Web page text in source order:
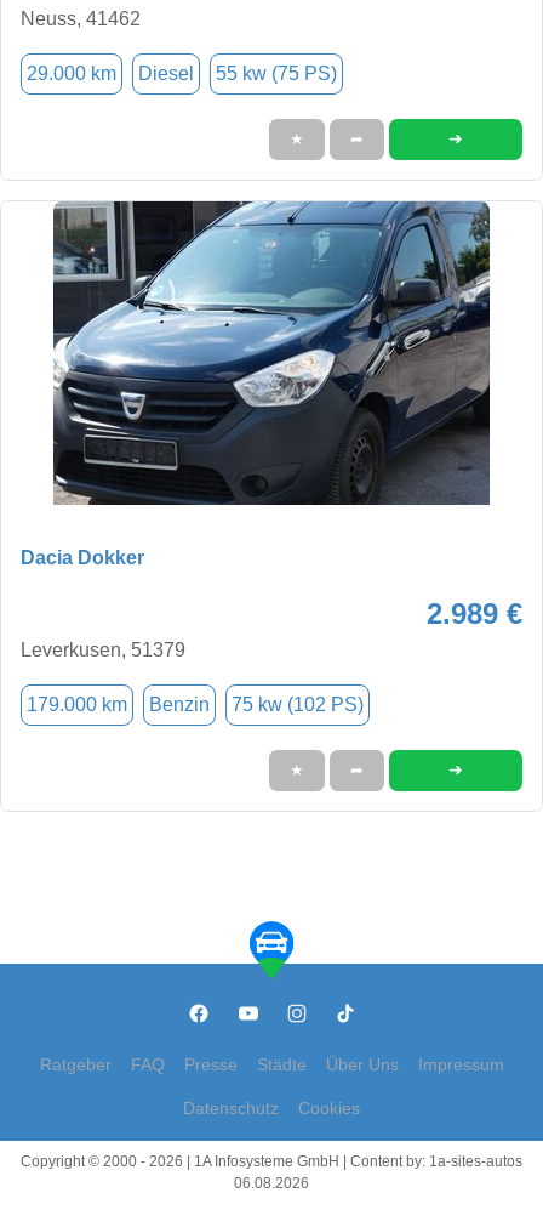
Neuss, 41462
29.000 km Diesel 55 kw (75 PS)
★ ➦ ➜
Dacia Dokker
2.989 €
Leverkusen, 51379
179.000 km Benzin 75 kw (102 PS)
★ ➦ ➜
Ratgeber FAQ Presse Städte Über Uns Impressum
Datenschutz Cookies
Copyright © 2000 - 2026 | 1A Infosysteme GmbH | Content by: 1a-sites-autos
06.08.2026